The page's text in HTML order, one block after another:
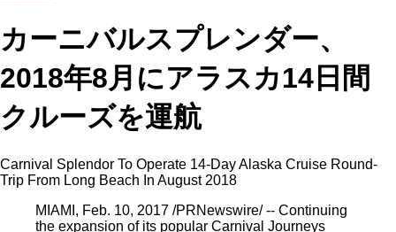
カーニバルスプレンダー、
2018年8月にアラスカ14日間
クルーズを運航
Carnival Splendor To Operate 14-Day Alaska Cruise Round-
Trip From Long Beach In August 2018
MIAMI, Feb. 10, 2017 /PRNewswire/ -- Continuing
the expansion of its popular Carnival Journeys